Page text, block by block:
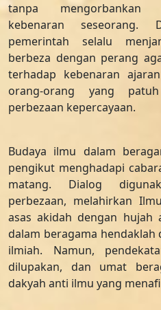
tanpa mengorbankan
kebenaran seseorang.
pemerintah selalu
berbeza dengan perang
terhadap kebenaran
orang-orang yang
perbezaan kepercayaan.
Budaya ilmu dalam
pengikut menghadapi
matang. Dialog
perbezaan, melahirkan
asas akidah dengan hujah
dalam beragama hendaklah
ilmiah. Namun,
dilupakan, dan umat
dakyah anti ilmu yang